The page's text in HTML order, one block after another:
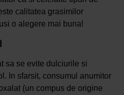
calitatea grasimilor
o alegere mai buna!
sa se evite dulciurile si
In sfarsit, consumul anumitor
(un compus de origine